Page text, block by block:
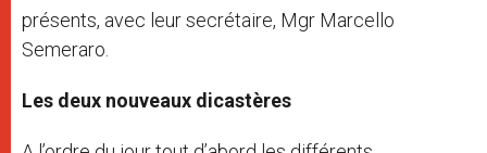
présents, avec leur secrétaire, Mgr Marcello
Semeraro.
Les deux nouveaux dicastères